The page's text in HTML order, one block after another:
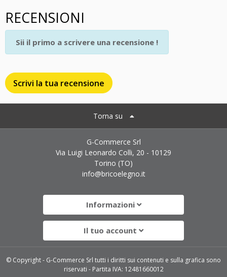
RECENSIONI
Scrivi la tua recensione
Sii il primo a scrivere una recensione !
Torna su
G-Commerce Srl
Via Luigi Leonardo Colli, 20 - 10129
Torino (TO)
info@bricoelegno.it
Informazioni
Il tuo account
© Copyright - G-Commerce Srl tutti i diritti sui contenuti e sulla grafica sono
riservati - Partita IVA: 12481660012